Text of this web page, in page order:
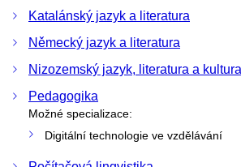
Katalánský jazyk a literatura
Německý jazyk a literatura
Nizozemský jazyk, literatura a kultura
Pedagogika
Možné specializace:
Digitální technologie ve vzdělávání